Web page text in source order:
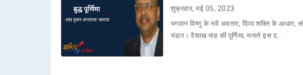
शुक्रवार, मई 05, 2023
भगवान विष्णु के नवें अवतार, दिव्य शक्ति के आधार,
भंडार। वैशाख माह की पूर्णिमा, मनाते इस द…